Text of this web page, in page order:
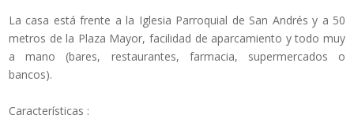
La casa está frente a la Iglesia Parroquial de San Andrés y a 50
metros de la Plaza Mayor, facilidad de aparcamiento y todo muy
a mano (bares, restaurantes, farmacia, supermercados o
bancos).
Características :